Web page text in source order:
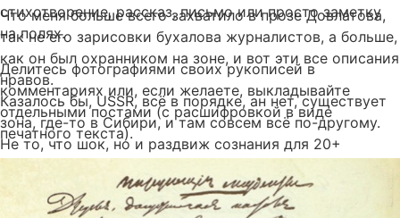
Что меня больше всего захватило в прозе Довлатова,
так не его зарисовки бухалова журналистов, а больше,
как он был охранником на зоне, и вот эти все описания
нравов.
Казалось бы, USSR, всё в порядке, ан нет, существует
зона, где-то в Сибири, и там совсем всё по-другому.
Не то, что шок, но и раздвиж сознания для 20+
Плюс юморок, и очевидный скепсис по поводу
идеального общества, в котором уже намечались
стихотворение, рассказ, письмо или просто заметку
на полях.
Делитесь фотографиями своих рукописей в
комментариях или, если желаете, выкладывайте
отдельными постами (с расшифровкой в виде
печатного текста).